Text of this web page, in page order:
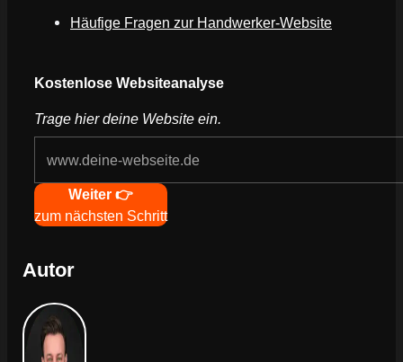
Häufige Fragen zur Handwerker-Website
Kostenlose Websiteanalyse
Trage hier deine Website ein.
Weiter 👉
zum nächsten Schritt
Autor